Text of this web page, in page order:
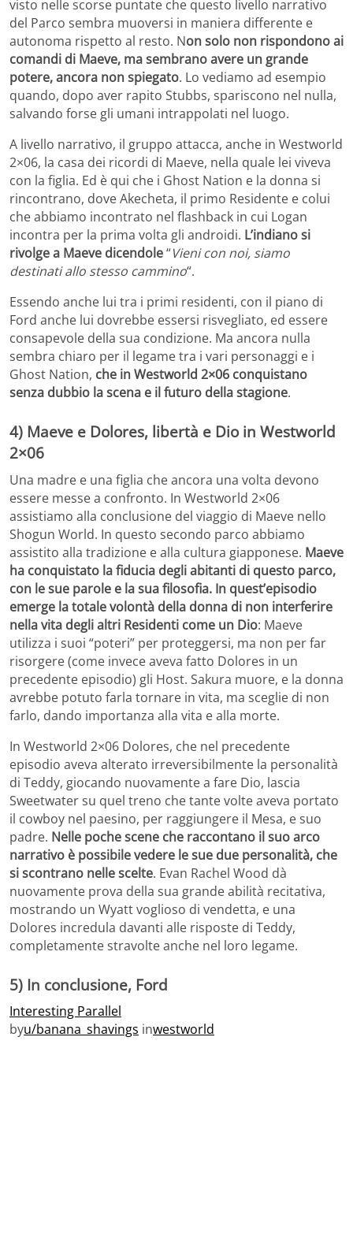
visto nelle scorse puntate che questo livello narrativo
del Parco sembra muoversi in maniera differente e
autonoma rispetto al resto. Non solo non rispondono ai
comandi di Maeve, ma sembrano avere un grande
potere, ancora non spiegato. Lo vediamo ad esempio
quando, dopo aver rapito Stubbs, spariscono nel nulla,
salvando forse gli umani intrappolati nel luogo.
A livello narrativo, il gruppo attacca, anche in Westworld
2×06, la casa dei ricordi di Maeve, nella quale lei viveva
con la figlia. Ed è qui che i Ghost Nation e la donna si
rincontrano, dove Akecheta, il primo Residente e colui
che abbiamo incontrato nel flashback in cui Logan
incontra per la prima volta gli androidi. L’indiano si
rivolge a Maeve dicendole“Vieni con noi, siamo
destinati allo stesso cammino“.
Essendo anche lui tra i primi residenti, con il piano di
Ford anche lui dovrebbe essersi risvegliato, ed essere
consapevole della sua condizione. Ma ancora nulla
sembra chiaro per il legame tra i vari personaggi e i
Ghost Nation, che in Westworld 2×06 conquistano
senza dubbio la scena e il futuro della stagione.
4) Maeve e Dolores, libertà e Dio in Westworld
2×06
Una madre e una figlia che ancora una volta devono
essere messe a confronto. In Westworld 2×06
assistiamo alla conclusione del viaggio di Maeve nello
Shogun World. In questo secondo parco abbiamo
assistito alla tradizione e alla cultura giapponese. Maeve
ha conquistato la fiducia degli abitanti di questo parco,
con le sue parole e la sua filosofia. In quest’episodio
emerge la totale volontà della donna di non interferire
nella vita degli altri Residenti come un Dio: Maeve
utilizza i suoi “poteri” per proteggersi, ma non per far
risorgere (come invece aveva fatto Dolores in un
precedente episodio) gli Host. Sakura muore, e la donna
avrebbe potuto farla tornare in vita, ma sceglie di non
farlo, dando importanza alla vita e alla morte.
In Westworld 2×06 Dolores, che nel precedente
episodio aveva alterato irreversibilmente la personalità
di Teddy, giocando nuovamente a fare Dio, lascia
Sweetwater su quel treno che tante volte aveva portato
il cowboy nel paesino, per raggiungere il Mesa, e suo
padre. Nelle poche scene che raccontano il suo arco
narrativo è possibile vedere le sue due personalità, che
si scontrano nelle scelte. Evan Rachel Wood dà
nuovamente prova della sua grande abilità recitativa,
mostrando un Wyatt voglioso di vendetta, e una
Dolores incredula davanti alle risposte di Teddy,
completamente stravolte anche nel loro legame.
5) In conclusione, Ford
Interesting Parallel
byu/banana_shavings inwestworld